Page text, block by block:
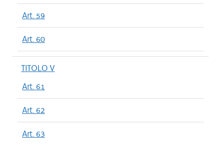
Art. 59
Art. 60
TITOLO V
Art. 61
Art. 62
Art. 63